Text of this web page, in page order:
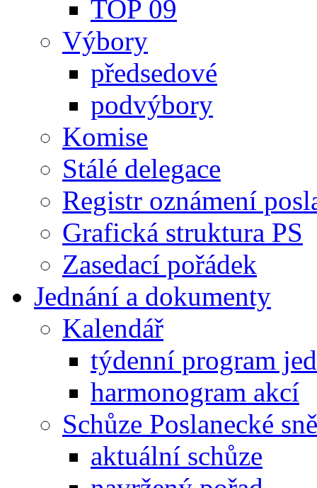
TOP 09
Výbory
předsedové
podvýbory
Komise
Stálé delegace
Registr oznámení
Grafická struktura PS
Zasedací pořádek
Jednání a dokumenty
Kalendář
týdenní program
harmonogram akcí
Schůze Poslanecké
aktuální schůze